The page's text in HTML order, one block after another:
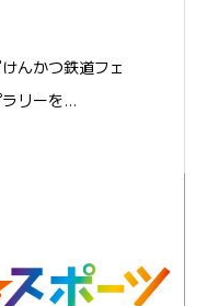
んかつ鉄道フェ
ラリーを…